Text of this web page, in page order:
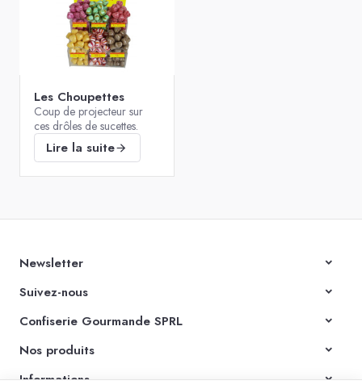
Les Choupettes
Coup de projecteur sur
ces drôles de sucettes.
Lire la suite
Newsletter
Suivez-nous
Confiserie Gourmande SPRL
Nos produits
Informations